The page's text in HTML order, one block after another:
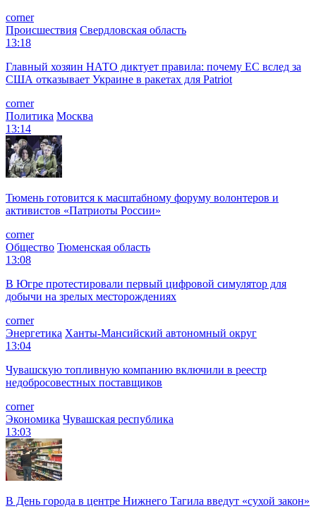
corner
Происшествия Свердловская область
13:18
Главный хозяин НАТО диктует правила: почему ЕС вслед за
США отказывает Украине в ракетах для Patriot
corner
Политика Москва
13:14
Тюмень готовится к масштабному форуму волонтеров и
активистов «Патриоты России»
corner
Общество Тюменская область
13:08
В Югре протестировали первый цифровой симулятор для
добычи на зрелых месторождениях
corner
Энергетика Ханты-Мансийский автономный округ
13:04
Чувашскую топливную компанию включили в реестр
недобросовестных поставщиков
corner
Экономика Чувашская республика
13:03
В День города в центре Нижнего Тагила введут «сухой закон»